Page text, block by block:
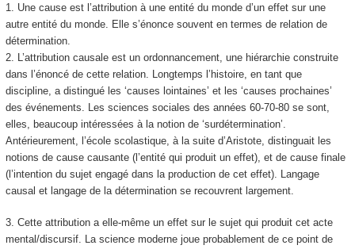
1. Une cause est l’attribution à une entité du monde d’un effet sur une
autre entité du monde. Elle s’énonce souvent en termes de relation de
détermination.
2. L’attribution causale est un ordonnancement, une hiérarchieconstruite
dans l’énoncé de cette relation. Longtemps l’histoire, en tant que
discipline, a distingué les ‘causes lointaines’ et les ‘causes prochaines’
des événements. Les sciences sociales des années 60-70-80 se sont,
elles, beaucoup intéressées à la notion de ‘surdétermination’.
Antérieurement, l’école scolastique, à la suite d’Aristote, distinguait les
notions de cause causante (l’entité qui produit un effet), et de cause finale
(l’intention du sujet engagé dans la production de cet effet). Langage
causal et langage de la détermination se recouvrent largement.
3. Cette attribution a elle-même un effet sur le sujet qui produit cet acte
mental/discursif. La science moderne joue probablement de ce point de